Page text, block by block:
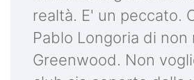
realtà. E' un peccato.
Pablo Longoria di non
Greenwood. Non